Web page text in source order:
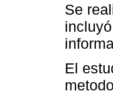
Se
El